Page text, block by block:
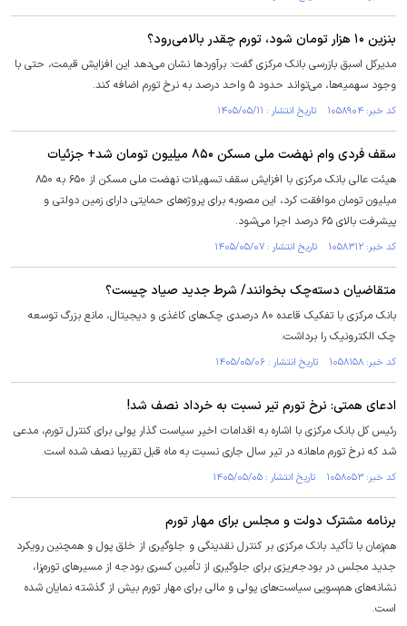
بنزین ۱۰ هزار تومان شود، تورم چقدر بالامی‌رود؟
مدیرکل اسبق بازرسی بانک مرکزی گفت: برآوردها نشان می‌دهد این افزایش قیمت، حتی با
وجود سهمیه‌ها، می‌تواند حدود ۵ واحد درصد به نرخ تورم اضافه کند.
کد خبر: ۱۰۵۸۹۰۴ تاریخ انتشار : ۱۴۰۵/۰۵/۱۱
سقف فردی وام نهضت ملی مسکن ۸۵۰ میلیون تومان شد+ جزئیات
هیئت عالی بانک مرکزی با افزایش سقف تسهیلات نهضت ملی مسکن از ۶۵۰ به ۸۵۰
میلیون تومان موافقت کرد، این مصوبه برای پروژه‌های حمایتی دارای زمین دولتی و
پیشرفت بالای ۶۵ درصد اجرا می‌شود.
کد خبر: ۱۰۵۸۳۱۲ تاریخ انتشار : ۱۴۰۵/۰۵/۰۷
متقاضیان دسته‌چک بخوانند/ شرط جدید صیاد چیست؟
بانک مرکزی با تفکیک قاعده ۸۰ درصدی چک‌های کاغذی و دیجیتال، مانع بزرگ توسعه
چک الکترونیک را برداشت.
کد خبر: ۱۰۵۸۱۵۸ تاریخ انتشار : ۱۴۰۵/۰۵/۰۶
ادعای همتی: نرخ تورم تیر نسبت به خرداد نصف شد!
رئیس کل بانک مرکزی با اشاره به اقدامات اخیر سیاست گذار پولی برای کنترل تورم، مدعی
شد که نرخ تورم ماهانه در تیر سال جاری نسبت به ماه قبل تقریبا نصف شده است.
کد خبر: ۱۰۵۸۰۵۳ تاریخ انتشار : ۱۴۰۵/۰۵/۰۵
برنامه مشترک دولت و مجلس برای مهار تورم
هم‌زمان با تأکید بانک مرکزی بر کنترل نقدینگی و جلوگیری از خلق پول و همچنین رویکرد
جدید مجلس در بودجه‌ریزی برای جلوگیری از تأمین کسری بودجه از مسیرهای تورم‌زا،
نشانه‌های هم‌سویی سیاست‌های پولی و مالی برای مهار تورم بیش از گذشته نمایان شده
است.